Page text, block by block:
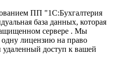
ПП "1С:Бухгалтерия
база данных, которая
сервере . Мы
одну лицензию на право
доступ к вашей